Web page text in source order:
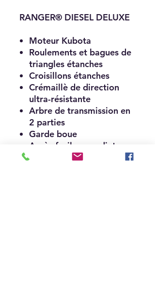
RANGER® DIESEL DELUXE
Moteur Kubota
Roulements et bagues de
triangles étanches
Croisillons étanches
Crémaillè de direction
ultra-résistante
Arbre de transmission en
2 parties
Garde boue
Accès facile au radiateur
Châssis éprouvé d’une